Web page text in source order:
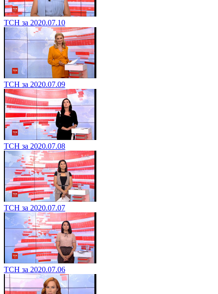
ТСН за 2020.07.10
ТСН за 2020.07.09
ТСН за 2020.07.08
ТСН за 2020.07.07
ТСН за 2020.07.06